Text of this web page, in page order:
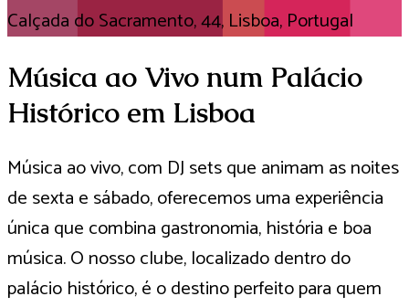
Calçada do Sacramento, 44, Lisboa, Portugal
Música ao Vivo num Palácio
Histórico em Lisboa
Música ao vivo, com DJ sets que animam as noites
de sexta e sábado, oferecemos uma experiência
única que combina gastronomia, história e boa
música. O nosso clube, localizado dentro do
palácio histórico, é o destino perfeito para quem